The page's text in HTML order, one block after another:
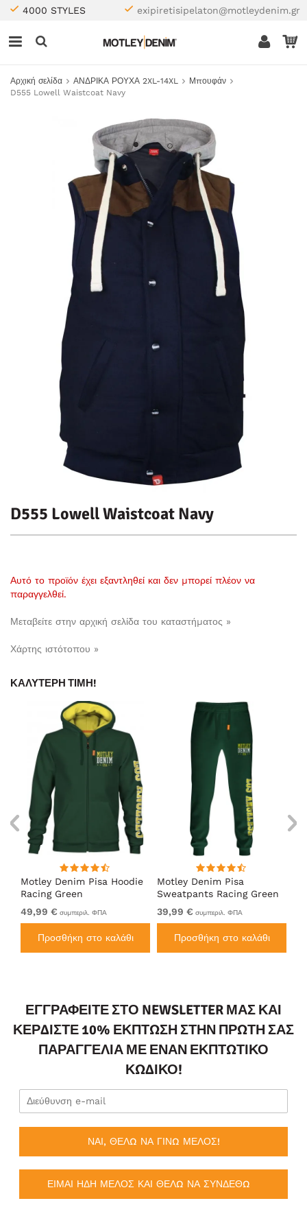
4000 STYLES exipiretisipelaton@motleydenim.gr
Αρχική σελίδα ΑΝΔΡΙΚΑ ΡΟΥΧΑ 2XL-14XL
Μπουφάν
D555 Lowell Waistcoat Navy
D555 Lowell Waistcoat Navy
Αυτό το προϊόν έχει εξαντληθεί και δεν μπορεί πλέον να
παραγγελθεί.
Μεταβείτε στην αρχική σελίδα του καταστήματος »
Χάρτης ιστότοπου »
ΚΑΛΎΤΕΡΗ ΤΙΜΉ!
Motley Denim Pisa Hoodie
Racing Green
49,99 € συμπεριλ. ΦΠΑ
Προσθήκη στο καλάθι
Motley Denim Pisa
Sweatpants Racing Green
39,99 € συμπεριλ. ΦΠΑ
Προσθήκη στο καλάθι
ΕΓΓΡΑΦΕΊΤΕ ΣΤΟ NEWSLETTER ΜΑΣ ΚΑΙ
ΚΕΡΔΊΣΤΕ 10% ΈΚΠΤΩΣΗ ΣΤΗΝ ΠΡΏΤΗ ΣΑΣ
ΠΑΡΑΓΓΕΛΊΑ ΜΕ ΈΝΑΝ ΕΚΠΤΩΤΙΚΌ
ΚΩΔΙΚΌ!
ΝΑΙ, ΘΕΛΩ ΝΑ ΓΙΝΩ ΜΕΛΟΣ!
ΕΙΜΑΙ ΗΔΗ ΜΕΛΟΣ ΚΑΙ ΘΕΛΩ ΝΑ ΣΥΝΔΕΘΩ